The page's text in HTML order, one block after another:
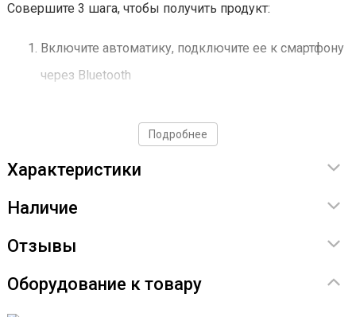
Совершите 3 шага, чтобы получить продукт:
Включите автоматику, подключите ее к смартфону
через Bluetooth
аппарат гонит. Все уведомления о процессе придут
Наслаждайтесь полученным результатом!
Гарантированно чистый продукт 1 первого раза,
Подробнее
Характеристики
Наличие
Отзывы
Оборудование к товару